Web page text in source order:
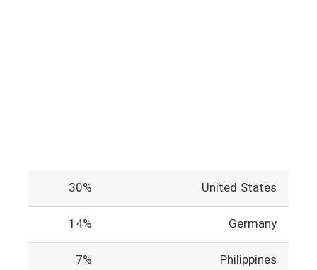
United States
30%
Germany
14%
Philippines
7%